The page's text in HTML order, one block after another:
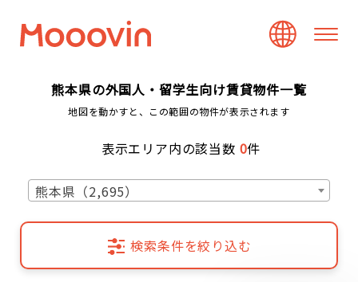
熊本県の外国人・留学生向け賃貸物件一覧
地図を動かすと、この範囲の物件が表示されます
表示エリア内の該当数 0件
熊本県（2,695）
検索条件を絞り込む